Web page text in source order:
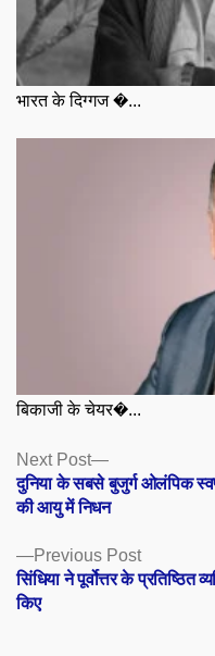
भारत के दिग्गज �...
बिकाजी के चेयर�...
Posts
navigation
Previous PostPrevious
post:
सिंधिया ने पूर्वोत्तर के प्रतिष्ठित
किए
Next Post
Next
post:
दुनिया के सबसे बुजुर्ग ओलंपिक
की आयु में निधन